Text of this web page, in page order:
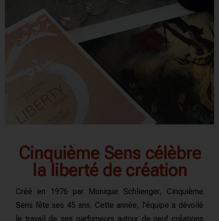
Cinquième Sens célèbre
la liberté de création
Créé en 1976 par Monique Schlienger, Cinquième
Sens fête ses 45 ans. Cette année, l’équipe a dévoilé
le travail de ses parfumeurs autour de neuf créations